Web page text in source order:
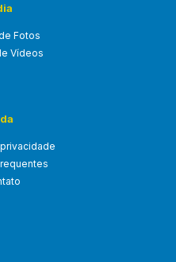
Fotos
Vídeos